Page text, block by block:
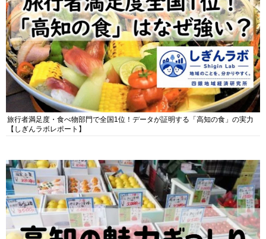
旅行者満足度・食べ物部門で全国1位！データが証明する「高知の食」の実力
【しぎんラボレポート】